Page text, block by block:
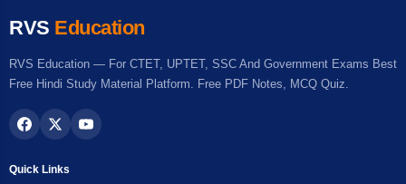
RVS Education
RVS Education — For CTET, UPTET, SSC And Government Exams Best
Free Hindi Study Material Platform. Free PDF Notes, MCQ Quiz.
Quick Links